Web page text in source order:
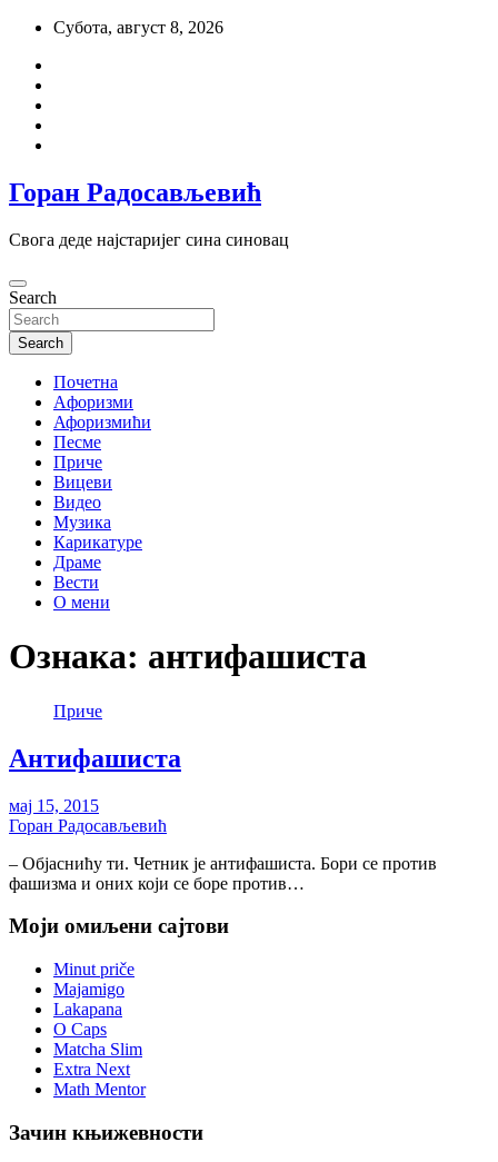
Skip
content
Субота, август 8, 2026
Горан Радосављевић
Свога деде најстаријег сина синовац
Search
Search
Почетна
Aфоризми
Афоризмићи
Песме
Приче
Вицеви
Видео
Музика
Карикатуре
Драме
Вести
О мени
Ознака: антифашиста
Приче
Антифашиста
мај 15, 2015
Горан Радосављевић
– Објаснићу ти. Четник је антифашиста. Бори се против
фашизма и оних који се боре против…
Моји омиљени сајтови
Minut priče
Majamigo
Lakapana
O Caps
Matcha Slim
Extra Next
Math Mentor
Зачин књижевности